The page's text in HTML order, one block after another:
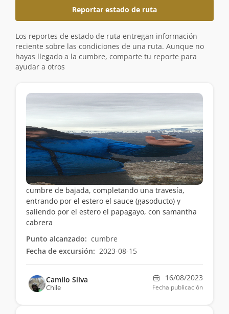
Reportar estado de ruta
Los reportes de estado de ruta entregan información
reciente sobre las condiciones de una ruta. Aunque no
hayas llegado a la cumbre, comparte tu reporte para
ayudar a otros
cumbre de bajada, completando una travesía,
entrando por el estero el sauce (gasoducto) y
saliendo por el estero el papagayo, con samantha
cabrera
Punto alcanzado: cumbre
Fecha de excursión: 2023-08-15
Camilo Silva
Chile
16/08/2023
Fecha publicación